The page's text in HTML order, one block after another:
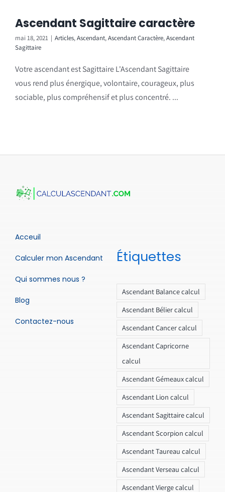
Ascendant Sagittaire caractère
mai 18, 2021 | Articles,Ascendant,Ascendant Caractère,Ascendant
Sagittaire
Votre ascendant est Sagittaire L'Ascendant Sagittaire
vous rend plus énergique, volontaire, courageux, plus
sociable, plus compréhensif et plus concentré. ...
Acceuil
Calculer mon Ascendant
Qui sommes nous ?
Blog
Contactez-nous
Étiquettes
Ascendant Balance calcul
Ascendant Bélier calcul
Ascendant Cancer calcul
Ascendant Capricorne
calcul
Ascendant Gémeaux calcul
Ascendant Lion calcul
Ascendant Sagittaire calcul
Ascendant Scorpion calcul
Ascendant Taureau calcul
Ascendant Verseau calcul
Ascendant Vierge calcul